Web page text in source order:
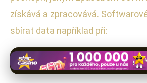
získává a zpracovává.
sbírat data například při: